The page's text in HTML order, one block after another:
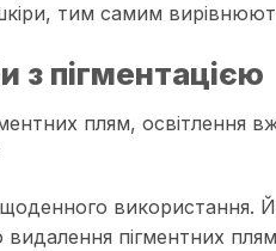
тим самим
з пігментацією
плям, освітлення
використання.
видалення пігментних